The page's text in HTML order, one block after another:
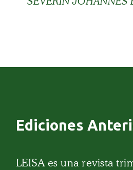
Ediciones
LEISA es una revista